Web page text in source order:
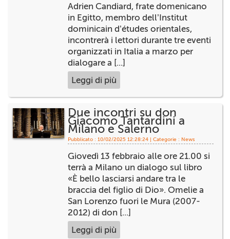
Adrien Candiard, frate domenicano
in Egitto, membro dell’Institut
dominicain d’études orientales,
incontrerà i lettori durante tre eventi
organizzati in Italia a marzo per
dialogare a [...]
Leggi di più
Due incontri su don
Giacomo Tantardini a
Milano e Salerno
Pubblicato : 10/02/2025 12:28:24 | Categorie : News
Giovedì 13 febbraio alle ore 21.00 si
terrà a Milano un dialogo sul libro
«È bello lasciarsi andare tra le
braccia del figlio di Dio». Omelie a
San Lorenzo fuori le Mura (2007-
2012) di don [...]
Leggi di più